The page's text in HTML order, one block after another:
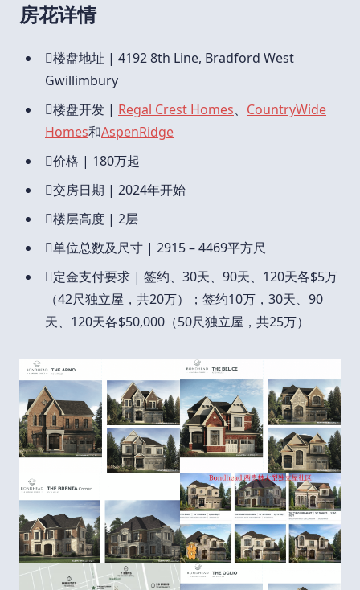
房花详情
楼盘地址 | 4192 8th Line, Bradford West
Gwillimbury
楼盘开发 | Regal Crest Homes、 CountryWide
Homes和AspenRidge
价格 | 180万起
交房日期 | 2024年开始
楼层高度 | 2层
单位总数及尺寸 | 2915 – 4469平方尺
定金支付要求 | 签约、30天、90天、120天各$5万
（42尺独立屋，共20万）；签约10万，30天、90
天、120天各$50,000（50尺独立屋，共25万）